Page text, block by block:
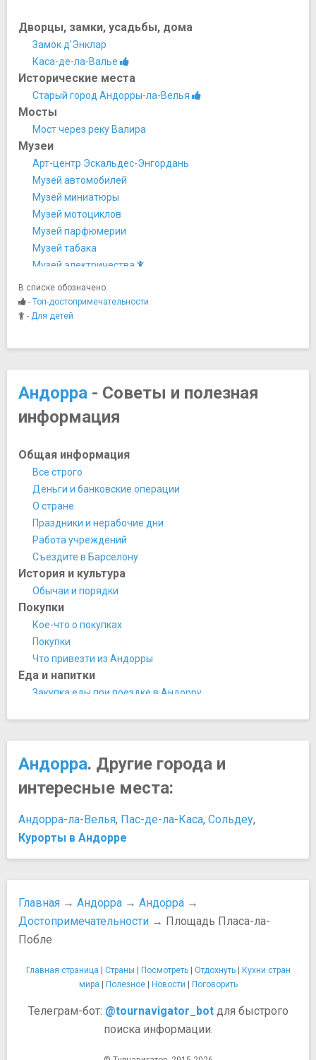
Дворцы, замки, усадьбы, дома
Замок д’Энклар
Каса-де-ла-Валье
Исторические места
Старый город Андорры-ла-Велья
Мосты
Мост через реку Валира
Музеи
Арт-центр Эскальдес-Энгордань
Музей автомобилей
Музей миниатюры
Музей мотоциклов
Музей парфюмерии
Музей табака
Музей электричества
Этнографический музей
Ночная жизнь, рестораны, кабаре
Ресторан «La Taverna del pa amb tomaquet»
"Часы" Сальвадора Дали ("Благородство времени")
Центральный парк
Площади, улицы, фонтаны, районы
Проспект Карлемани
Пляжи, аквапарки, купальни, бани, аквариумы
Кальдеа (Термальный центр)
Храмы, соборы, монастыри
Монастырь Меричель
Церковь Сан-Рома-де-лес-Бонс
Церковь Санта-Колома
Прочее
Торговый центр Пиренес
В списке обозначено:
- Топ-достопримечательности
- Для детей
Андорра - Советы и полезная
информация
Общая информация
Все строго
Деньги и банковские операции
О стране
Праздники и нерабочие дни
Работа учреждений
Съездите в Барселону
История и культура
Обычаи и порядки
Покупки
Кое-что о покупках
Покупки
Что привезти из Андорры
Еда и напитки
Закупка еды при поездке в Андорру
Транспорт
Как добраться из Барселоны в Андорру
самостоятельно
На чем ездить
Схема трасс GrandValira
Схема трасс GrandValira - 2
Схема трасс Vallnord
Безопасность
Важные телефоны
Меры предосторожности
Таможня
Прочее
Советы начинающим горнолыжникам
Андорра. Другие города и
интересные места:
Андорра-ла-Велья, Пас-де-ла-Каса, Сольдеу,
Курорты в Андорре
Главная → Андорра → Андорра →
Достопримечательности → Площадь Пласа-ла-
Побле
Главная страница | Страны | Посмотреть| Отдохнуть| Кухни стран
мира | Полезное| Новости | Поговорить
Телеграм-бот: @tournavigator_botдля быстрого
поиска информации.